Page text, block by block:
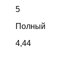
5
Полный
4,44